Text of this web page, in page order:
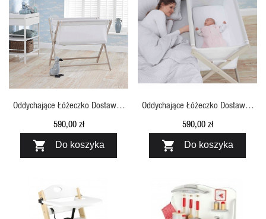
SZYBKI PODGLĄD
Oddychające Łóżeczko Dostawne
Jasnoszare , Little Chick London
590,00 zł
 Do koszyka
SZYBKI PODGLĄD
Oddychające Łóżeczko Dostawne
Białe, Little Chick London
590,00 zł
 Do koszyka